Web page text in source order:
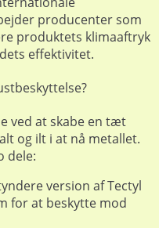
producenter som
produktets klimaaftryk
effektivitet.
ved at skabe en tæt
og ilt i at nå metallet.
dele:
version af Tectyl
for at beskytte mod